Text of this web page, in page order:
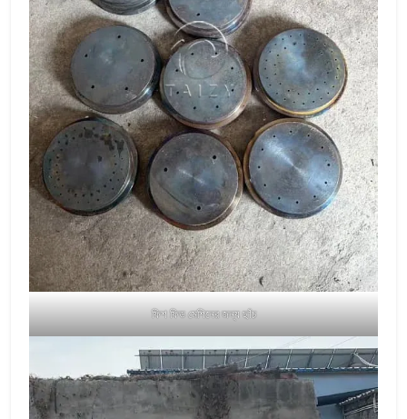
ফিশ ফিড মেশিনের জন্য ছাঁচ